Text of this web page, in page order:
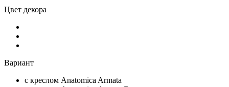
Цвет декора
Вариант
c креслом Anatomica Armata